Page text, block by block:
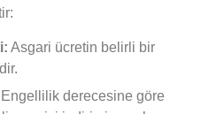
Asgari ücretin belirli bir
Engellilik derecesine göre